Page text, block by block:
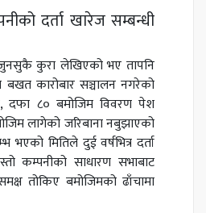
दर्ता खारेज सम्बन्धी
कुरा लेखिएको भए तापनि
बखत कारोबार सञ्चालन नगरेको
दफा ८० बमोजिम विवरण पेश
लागेको जरिबाना नबुझाएको
भएको मितिले दुई वर्षभित्र दर्ता
कम्पनीको साधारण सभाबाट
तोकिए बमोजिमको ढाँचामा